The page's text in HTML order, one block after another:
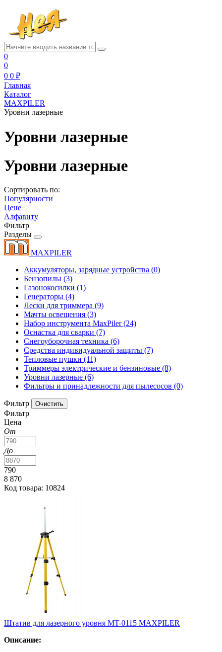
0
0
0 0 ₽
Главная
Каталог
MAXPILER
Уровни лазерные
Уровни лазерные
Уровни лазерные
Сортировать по:
Популярности
Цене
Алфавиту
Фильтр
Разделы
MAXPILER
Аккумуляторы, зарядные устройства (0)
Бензопилы (3)
Газонокосилки (1)
Генераторы (4)
Лески для триммера (9)
Мачты освещения (3)
Набор инструмента MaxPiler(24)
Оснастка для сварки (7)
Снегоуборочная техника (6)
Средства индивидуальной защиты (7)
Тепловые пушки (11)
Триммеры электрические и бензиновые (8)
Уровни лазерные (6)
Фильтры и принадлежности для пылесосов (0)
Фильтр
Фильтр
Цена
От
До
790
8 870
Код товара: 10824
Штатив для лазерного уровня MT-0115 MAXPILER
Описание: